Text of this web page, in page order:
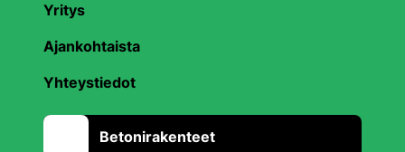
Yritys
Ajankohtaista
Yhteystiedot
Betonirakenteet